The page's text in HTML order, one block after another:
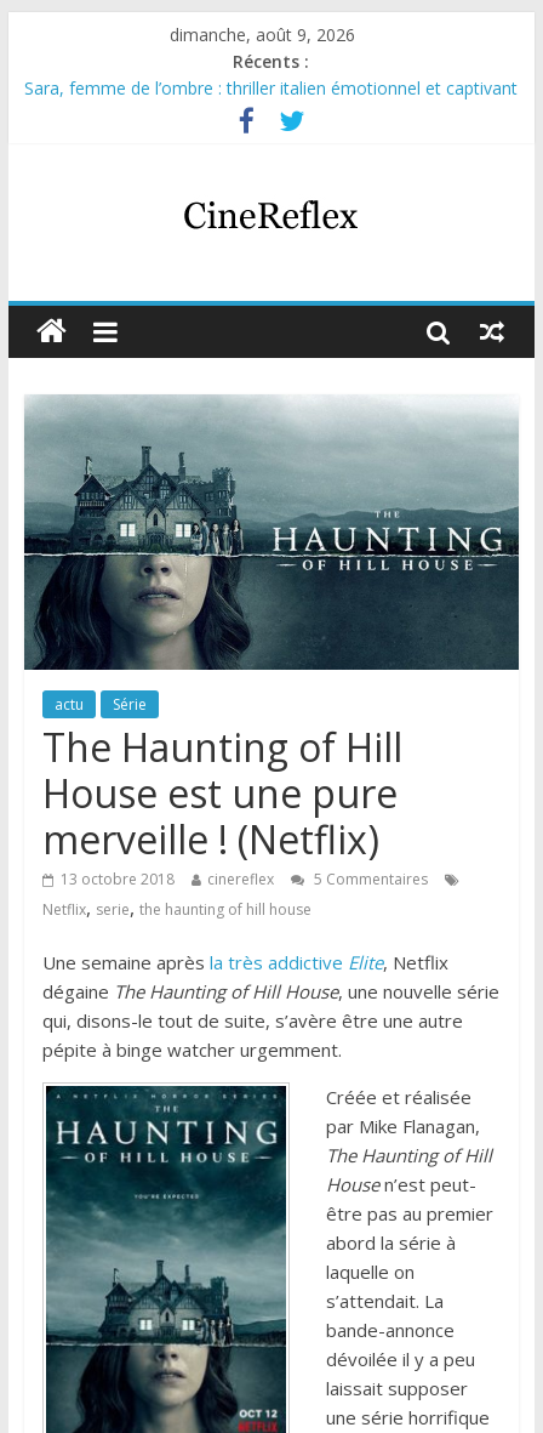
dimanche, août 9, 2026
Récents :
Sara, femme de l’ombre : thriller italien émotionnel et captivant
Journal d’une fille larguée : nouvelle série suédoise sur Netflix
Aema : mini-série sur le tournage d’un film érotique devenu
Glass Heart : excellente série musicale avec Takeru Satō
Olympo, saison 1 : nouvelle série qui séduira les fans de
actu Série
The Haunting of Hill
House est une pure
merveille ! (Netflix)
13 octobre 2018 cinereflex
5 Commentaires
Netflix, serie, the haunting of hill house
Une semaine après la très addictive Elite, Netflix
dégaine The Haunting of Hill House, une nouvelle série
qui, disons-le tout de suite, s’avère être une autre
pépite à binge watcher urgemment.
Créée et réalisée
par Mike Flanagan,
The Haunting of Hill
Housen’est peut-
être pas au premier
abord la série à
laquelle on
s’attendait. La
bande-annonce
dévoilée il y a peu
laissait supposer
une série horrifique